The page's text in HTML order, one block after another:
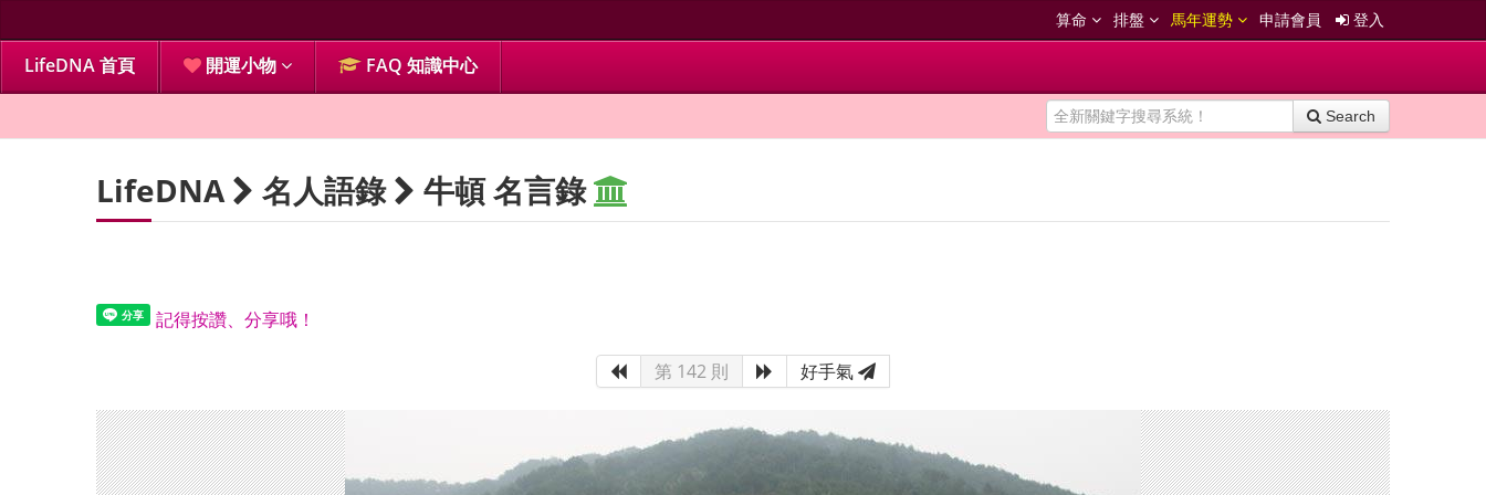
算命 排盤 馬年運勢 申請會員 登入
LifeDNA 首頁 開運小物 FAQ 知識中心
Search
LifeDNA 名人語錄 牛頓 名言錄
記得按讚、分享哦！
第 142 則 好手氣